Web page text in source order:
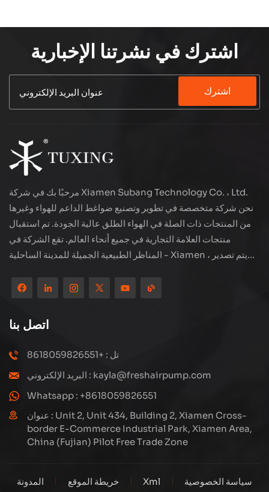
اشترك في نشرتنا الإخبارية
اشترك
مرحبًا بك في شركة Xiamen Subang Technology Co. ، Ltd.
نحن شركة متخصصة في تطوير وتصنيع ضواغط الداعم للهواء وغيرها
من المنتجات ذات الصلة في الهواء الطلق عالية الجودة. تم استقبال
منتجات العلامة التجارية في جميع أنحاء العالم. تقع الشركة في
المناظر الطبيعية الجميلة للمدينة الساحلية - Xiamen ، يتم تصدير
دولية واسعة. لدى Subang Technology فريق مبيعات محترف
ونظام خدمة فعال بعد البيع ، نحن نستكشف دائمًا ودراسة كيفية ترقية
منتجاتنا باستمرار من خلال الابتكار لتلبية الاحتياجات المتزايدة للعملاء.
التركيز الأساسي للشركة على إنتاج وتصنيع الضواغط عالية الضغط ،
تصميمها الهيكلي هو علمي ومعقول ، لضمان الأداء الفعال للمنتجات.
اتصل بنا
تل : +8618059826551
البريد الإلكتروني : kayla@freshairpump.com
Whatsapp : +8618059826551
عنوان : Unit 2, Unit 434, Building 2, Xiamen Cross-
border E-Commerce Industrial Park, Xiamen Area,
China (Fujian) Pilot Free Trade Zone
خريطة الموقع المدونة Xml سياسة الخصوصية